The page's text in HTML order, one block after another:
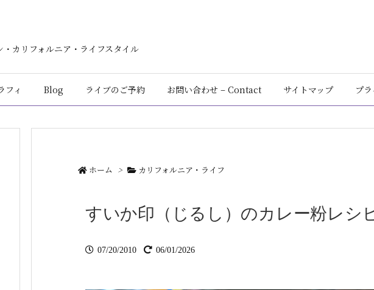
カリフォルニア・ライフスタイル
フィ Blog ライブのご予約 お問い合わせ – Contact サイトマップ プ
ホーム > カリフォルニア・ライフ
すいか印（じるし）のカレー粉レシ
07/20/2010 06/01/2026